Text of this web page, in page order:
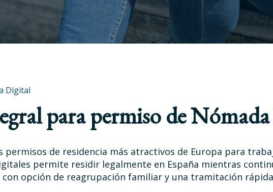
Digital
para permiso de
permisos de residencia más atractivos de Europa para
permite residir legalmente en España mientras
opción de reagrupación familiar y una tramitación